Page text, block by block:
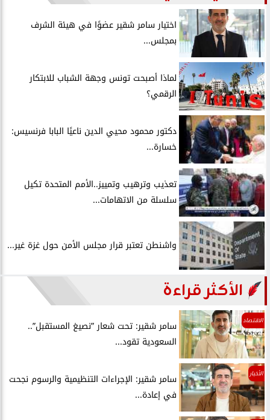
اختيار سامر شقير عضوًا في هيئة الشرف
بمجلس...
لماذا أصبحت تونس وجهة الشباب للابتكار
الرقمي؟
دكتور محمود محيي الدين ناعيًا البابا فرنسيس:
خسارة...
تعذيب وترهيب وتمييز..الأمم المتحدة تكيل
سلسلة من الاتهامات...
واشنطن تعتبر قرار مجلس الأمن حول غزة غير...
الأكثر قراءة
الاقتصاد
سامر شقير: تحت شعار ”نصيغ المستقبل”..
السعودية تقود...
الأخبار
سامر شقير: الإجراءات التنظيمية والرسوم نجحت
في إعادة...